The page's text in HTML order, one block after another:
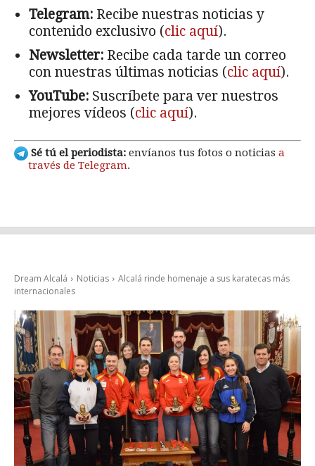
Telegram: Recibe nuestras noticias y
contenido exclusivo (clic aquí).
Newsletter: Recibe cada tarde un correo
con nuestras últimas noticias (clic aquí).
YouTube: Suscríbete para ver nuestros
mejores vídeos (clic aquí).
Sé tú el periodista: envíanos tus fotos o noticias a
través de Telegram.